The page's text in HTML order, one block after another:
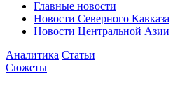
Главные новости
Новости Северного Кавказа
Новости Центральной Азии
Аналитика Статьи
Сюжеты